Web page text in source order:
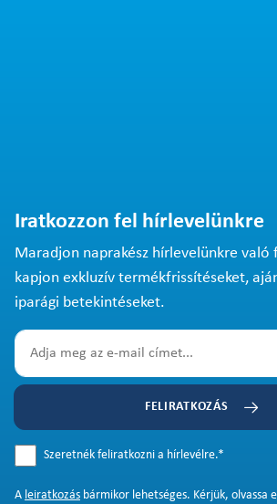
Iratkozzon fel hírlevelünkre
Maradjon naprakész hírlevelünkre való
kapjon exkluzív termékfrissítéseket,
iparági betekintéseket.
FELIRATKOZÁS
Szeretnék feliratkozni a hírlevélre.*
A leiratkozás bármikor lehetséges. Kérjük, olvassa